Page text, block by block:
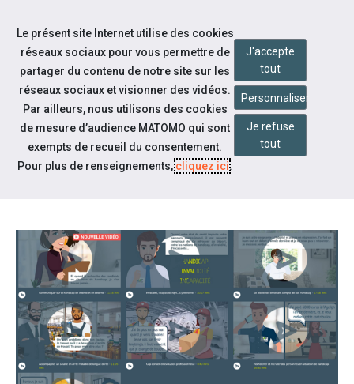
Aller au contenu
Notre actualité
MODULES E-LEARNING CHEOPS
Le présent site Internet utilise des cookies
réseaux sociaux pour vous permettre de
partager du contenu de notre site sur les
réseaux sociaux et visionner des vidéos.
Par ailleurs, nous utilisons des cookies
de mesure d’audience MATOMO qui sont
exempts de recueil du consentement.
Pour plus de renseignements,cliquez ici.
J'accepte
tout
Personnaliser
Je refuse
tout